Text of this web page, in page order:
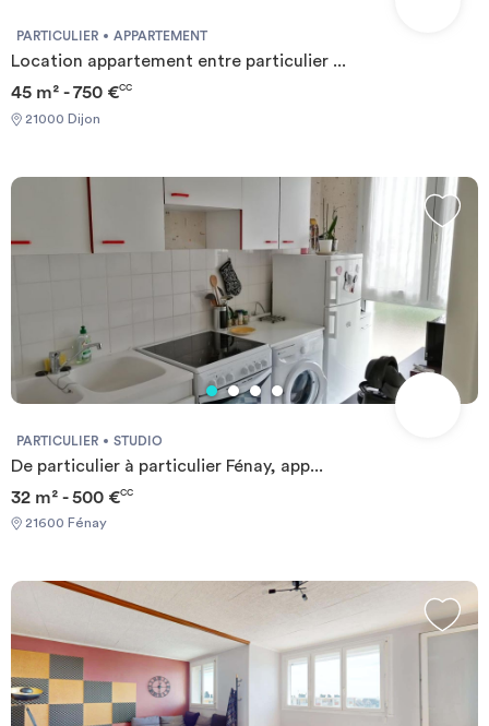
PARTICULIER APPARTEMENT
Location appartement entre particulier ...
45 m² - 750 €CC
21000 Dijon
PARTICULIER STUDIO
De particulier à particulier Fénay, app...
32 m² - 500 €CC
21600 Fénay